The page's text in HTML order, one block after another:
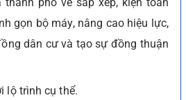
gọn bộ máy, nâng cao hiệu lực,
dân cư và tạo sự đồng thuận
lộ trình cụ thể.